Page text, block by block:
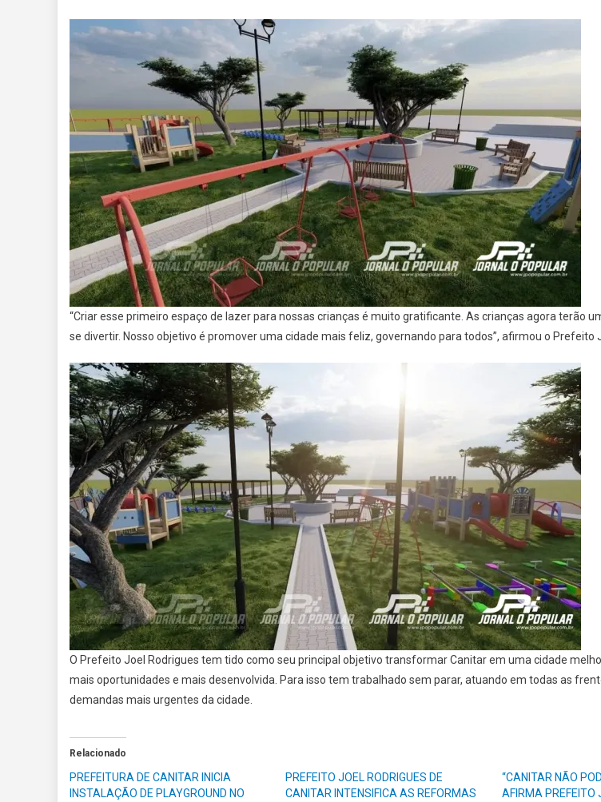
“Criar esse primeiro espaço de lazer para nossas crianças é muito gratificante. As crianças agora terão
se divertir. Nosso objetivo é promover uma cidade mais feliz, governando para todos”, afirmou o Prefeito
O Prefeito Joel Rodrigues tem tido como seu principal objetivo transformar Canitar em uma cidade
mais oportunidades e mais desenvolvida. Para isso tem trabalhado sem parar, atuando em todas as
demandas mais urgentes da cidade.
Relacionado
PREFEITURA DE CANITAR INICIA
INSTALAÇÃO DE PLAYGROUND NO
PREFEITO JOEL RODRIGUES DE
CANITAR INTENSIFICA AS REFORMAS
“CANITAR NÃO
AFIRMA PREFEITO